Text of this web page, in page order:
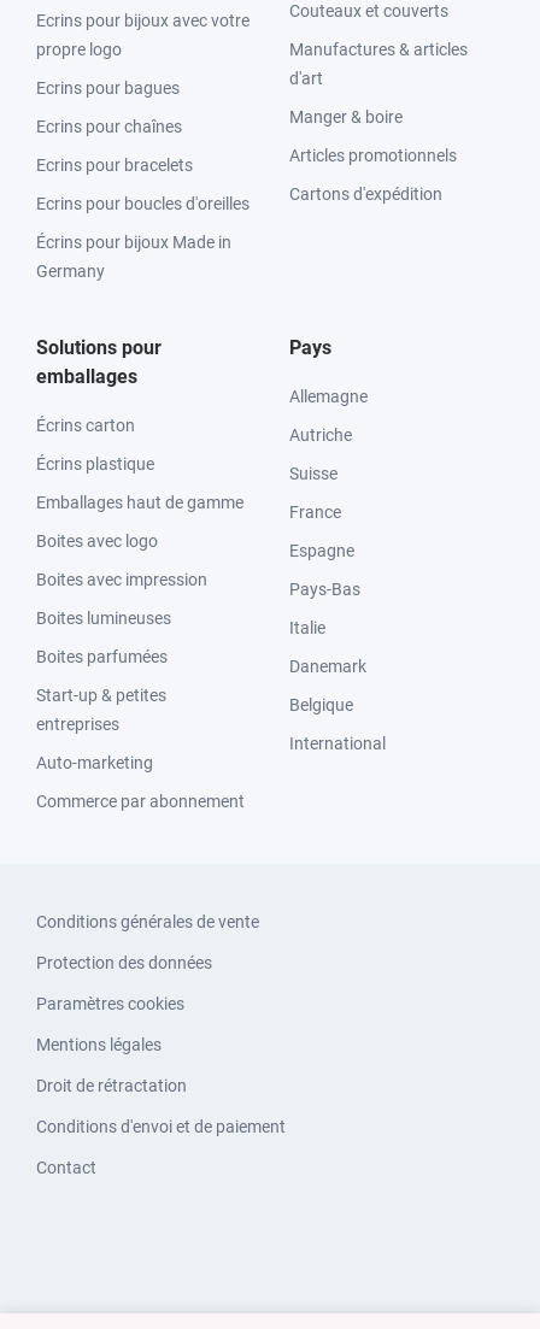
Ecrins pour bijoux avec votre
propre logo
Ecrins pour bagues
Ecrins pour chaînes
Ecrins pour bracelets
Ecrins pour boucles d'oreilles
Écrins pour bijoux Made in
Germany
Couteaux et couverts
Manufactures & articles
d'art
Manger & boire
Articles promotionnels
Cartons d'expédition
Solutions pour
emballages
Écrins carton
Écrins plastique
Emballages haut de gamme
Boites avec logo
Boites avec impression
Boites lumineuses
Boites parfumées
Start-up & petites
entreprises
Auto-marketing
Commerce par abonnement
Pays
Allemagne
Autriche
Suisse
France
Espagne
Pays-Bas
Italie
Danemark
Belgique
International
Conditions générales de vente
Protection des données
Paramètres cookies
Mentions légales
Droit de rétractation
Conditions d'envoi et de paiement
Contact